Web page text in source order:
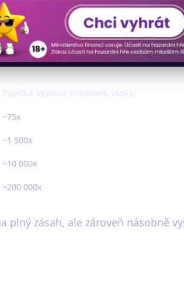
~75x
~1 500x
~10 000x
~200 000x
zásah, ale zároveň násobně